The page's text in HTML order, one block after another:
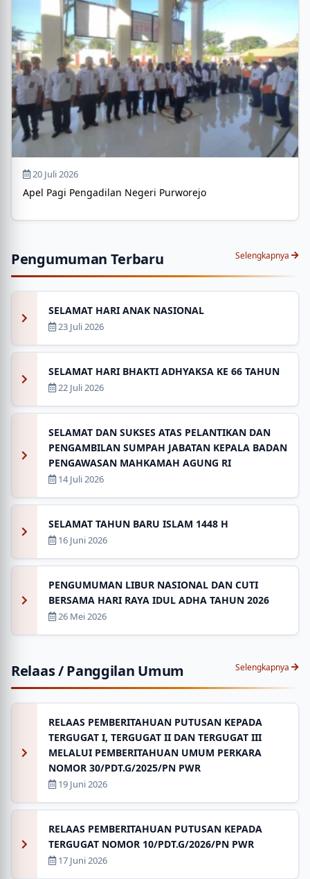
20 Juli 2026
Apel Pagi Pengadilan Negeri Purworejo
Pengumuman Terbaru Selengkapnya
SELAMAT HARI ANAK NASIONAL
23 Juli 2026
SELAMAT HARI BHAKTI ADHYAKSA KE 66 TAHUN
22 Juli 2026
SELAMAT DAN SUKSES ATAS PELANTIKAN DAN
PENGAMBILAN SUMPAH JABATAN KEPALA BADAN
PENGAWASAN MAHKAMAH AGUNG RI
14 Juli 2026
SELAMAT TAHUN BARU ISLAM 1448 H
16 Juni 2026
PENGUMUMAN LIBUR NASIONAL DAN CUTI
BERSAMA HARI RAYA IDUL ADHA TAHUN 2026
26 Mei 2026
Relaas / Panggilan Umum Selengkapnya
RELAAS PEMBERITAHUAN PUTUSAN KEPADA
TERGUGAT I, TERGUGAT II DAN TERGUGAT III
MELALUI PEMBERITAHUAN UMUM PERKARA
NOMOR 30/PDT.G/2025/PN PWR
19 Juni 2026
RELAAS PEMBERITAHUAN PUTUSAN KEPADA
TERGUGAT NOMOR 10/PDT.G/2026/PN PWR
17 Juni 2026